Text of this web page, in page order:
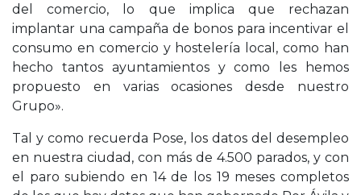
del comercio, lo que implica que rechazan
implantar una campaña de bonos para incentivar el
consumo en comercio y hostelería local, como han
hecho tantos ayuntamientos y como les hemos
propuesto en varias ocasiones desde nuestro
Grupo».
Tal y como recuerda Pose, los datos del desempleo
en nuestra ciudad, con más de 4.500 parados, y con
el paro subiendo en 14 de los 19 meses completos